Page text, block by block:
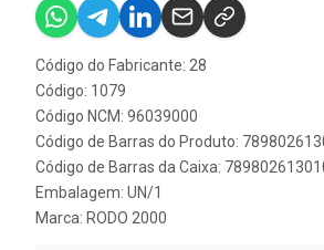
Código do Fabricante: 28
Código: 1079
Código NCM: 96039000
Código de Barras do Produto:
Código de Barras da Caixa:
Embalagem: UN/1
Marca: RODO 2000